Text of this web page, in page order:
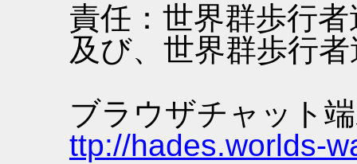
責任：世界群歩行
及び、世界群歩行
ブラウザチャット
ttp://hades.worlds-